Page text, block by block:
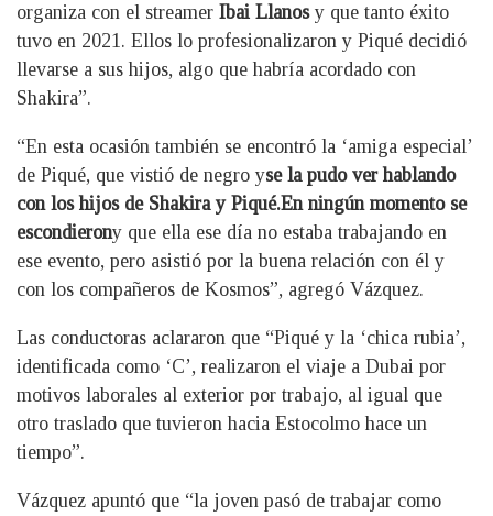
organiza con el streamer Ibai Llanosy que tanto éxito
tuvo en 2021. Ellos lo profesionalizaron y Piqué decidió
llevarse a sus hijos, algo que habría acordado con
Shakira”.
“En esta ocasión también se encontró la ‘amiga especial’
de Piqué, que vistió de negro yse la pudo ver hablando
con los hijos de Shakira y Piqué.En ningún momento se
escondierony que ella ese día no estaba trabajando en
ese evento, pero asistió por la buena relación con él y
con los compañeros de Kosmos”, agregó Vázquez.
Las conductoras aclararon que “Piqué y la ‘chica rubia’,
identificada como ‘C’, realizaron el viaje a Dubai por
motivos laborales al exterior por trabajo, al igual que
otro traslado que tuvieron hacia Estocolmo hace un
tiempo”.
Vázquez apuntó que “la joven pasó de trabajar como